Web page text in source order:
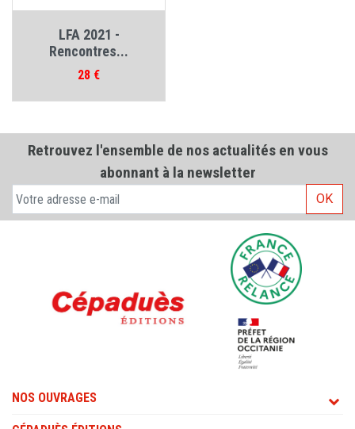
LFA 2021 -
Rencontres...
Prix
28 €
Retrouvez l'ensemble de nos actualités en vous
abonnant à la newsletter
OK
NOS OUVRAGES